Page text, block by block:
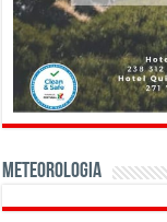
Meteorologia